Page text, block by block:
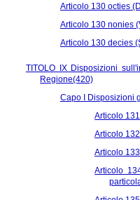
Articolo 130 octies
Articolo 130 nonies
Articolo 130 decies
TITOLO IX Disposizioni
Regione(420)
Capo I Disposizioni
Articolo
Articolo
Articolo
Articolo